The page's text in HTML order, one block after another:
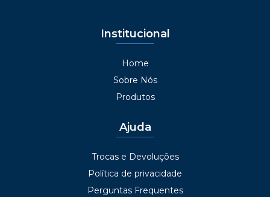
Institucional
Home
Sobre Nós
Produtos
Ajuda
Trocas e Devoluções
Política de privacidade
Perguntas Frequentes